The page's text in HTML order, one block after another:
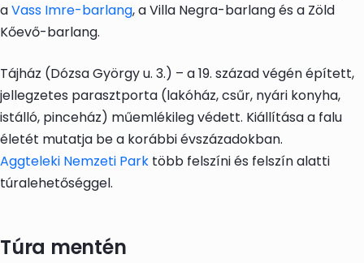
aVass Imre-barlang, a Villa Negra-barlang és a Zöld
Kőevő-barlang.
Tájház (Dózsa György u. 3.) – a 19. század végén épített,
jellegzetes parasztporta (lakóház, csűr, nyári konyha,
istálló, pinceház) műemlékileg védett. Kiállítása a falu
életét mutatja be a korábbi évszázadokban.
Aggteleki Nemzeti Park több felszíni és felszín alatti
túralehetőséggel.
Túra mentén